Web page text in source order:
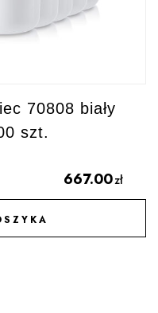
70808 biały
szt.
667.00zł